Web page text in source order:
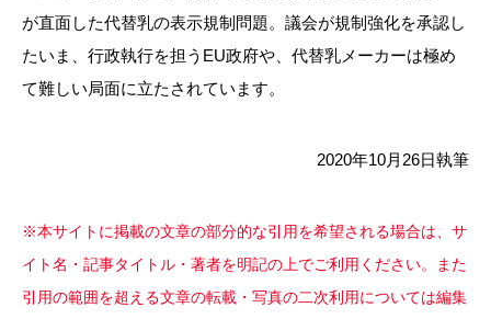
が直面した代替乳の表示規制問題。議会が規制強化を承認し
たいま、行政執行を担うEU政府や、代替乳メーカーは極め
て難しい局面に立たされています。
2020年10月 26日執筆
※本サイトに掲載の文章の部分的な引用を希望される場合は、サ
イト名・記事タイトル・著者を明記の上でご利用ください。また
引用の範囲を超える文章の転載・写真の二次利用については編集